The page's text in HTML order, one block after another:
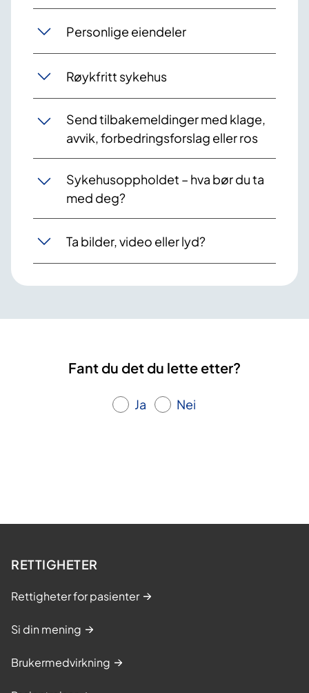
Personlige eiendeler
Røykfritt sykehus
Send tilbakemeldinger med klage,
avvik, forbedringsforslag eller ros
Sykehusoppholdet – hva bør du ta
med deg?
Ta bilder, video eller lyd?
Fant du det du lette etter?
Ja Nei
RETTIGHETER
Rettigheter for pasienter
Si din mening
Brukermedvirkning